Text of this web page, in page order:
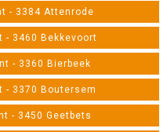
- 3384 Attenrode
- 3460 Bekkevoort
- 3360 Bierbeek
- 3370 Boutersem
- 3450 Geetbets